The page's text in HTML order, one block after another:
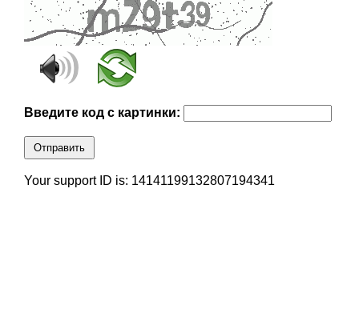
Введите код с картинки:
Отправить
Your support ID is: 14141199132807194341